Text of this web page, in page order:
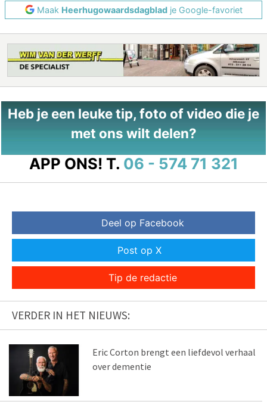
Maak Heerhugowaardsdagbladje Google-favoriet
Heb je een leuke tip, foto of video die je
met ons wilt delen?
APP ONS! T. 06 - 574 71 321
Deel op Facebook
Post op X
Tip de redactie
VERDER IN HET NIEUWS:
Eric Corton brengt een liefdevol verhaal
over dementie